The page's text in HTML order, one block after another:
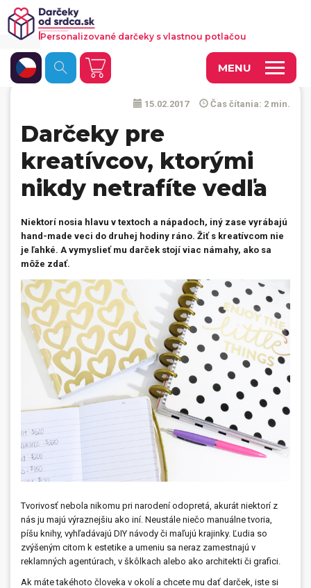
MENU
Hrnčeky a keramika
Kalendáre
Fotoknihy a fotozošity
Personalizované hry
Tričká a odevy
Tašky, vaky, ruksaky
Prívesky, dog tagy, odznaky
Doplnky do kancelárie, domácnosti, auta
Darčeky
0850 11 15 16
napíšte nám
faxcopy@faxcopy.sk
Novinky Blog
Kontakty
Môj profil
Personalizované darčeky s vlastnou potlačou
15.02.2017 Čas čítania: 2 min.
Darčeky pre
kreatívcov, ktorými
nikdy netrafíte vedľa
Niektorí nosia hlavu v textoch a nápadoch, iný zase vyrábajú
hand-made veci do druhej hodiny ráno. Žiť s kreatívcom nie
je ľahké. A vymyslieť mu darček stojí viac námahy, ako sa
môže zdať.
Tvorivosť nebola nikomu pri narodení odopretá, akurát niektorí z
nás ju majú výraznejšiu ako iní. Neustále niečo manuálne tvoria,
píšu knihy, vyhľadávajú DIY návody či maľujú krajinky. Ľudia so
zvýšeným citom k estetike a umeniu sa neraz zamestnajú v
reklamných agentúrach, v škôlkach alebo ako architekti či grafici.
Ak máte takéhoto človeka v okolí a chcete mu dať darček, iste si